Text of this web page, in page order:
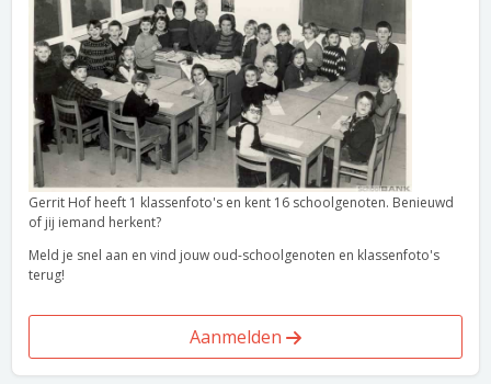
Gerrit Hof heeft 1 klassenfoto's en kent 16 schoolgenoten. Benieuwd
of jij iemand herkent?
Meld je snel aan en vind jouw oud-schoolgenoten en klassenfoto's
terug!
Aanmelden